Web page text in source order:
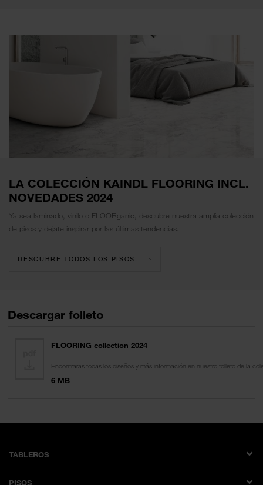
LA COLECCIÓN KAINDL FLOORING INCL.
NOVEDADES 2024
Ya sea laminado, vinilo o FLOORganic, descubre nuestra amplia colección
de pisos y dejate inspirar por las últimas tendencias.
DESCUBRE TODOS LOS PISOS.
Descargar folleto
FLOORING collection 2024
Encontraras todas los diseños y más información en nuestro folleto de la
6 MB
TABLEROS
PISOS